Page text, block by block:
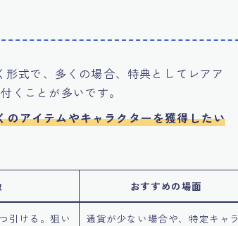
式で、多くの場合、特典としてレアア
くことが多いです。
のアイテムやキャラクターを獲得したい
おすすめの場面
引ける。狙い
通貨が少ない場合や、特定キャラ